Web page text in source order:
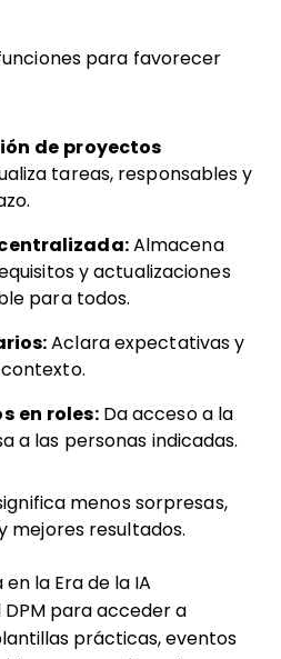
para favorecer
de proyectos
tareas, responsables y
Almacena
y actualizaciones
para todos.
Aclara expectativas y
en roles:Da acceso a la
a las personas indicadas.
menos sorpresas,
mejores resultados.
la Era de la IA
para acceder a
prácticas, eventos